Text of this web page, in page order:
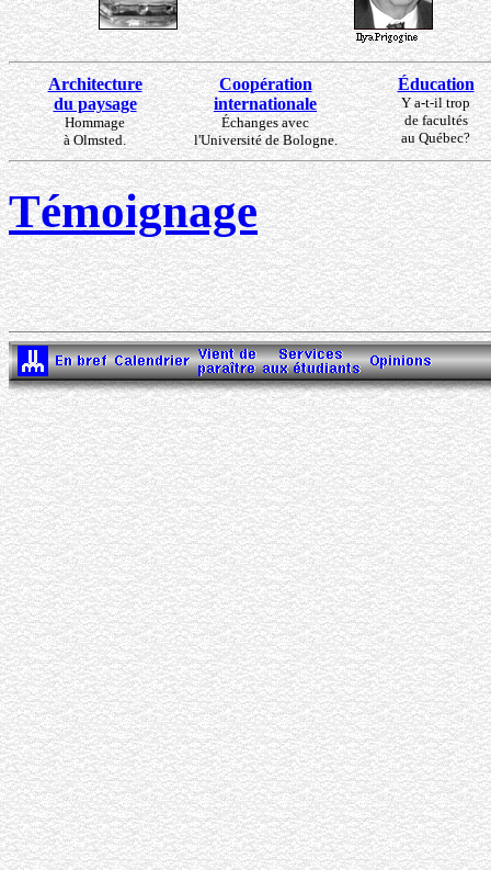
Architecture
du paysage
Hommage
à Olmsted.
Coopération
internationale
Échanges avec
l'Université de Bologne.
Éducation
Y a-t-il trop
de facultés
au Québec?
Témoignage